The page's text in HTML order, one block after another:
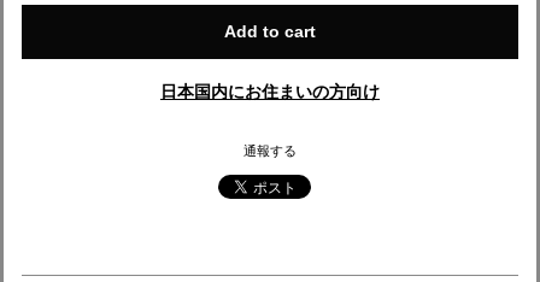
Add to cart
日本国内にお住まいの方向け
通報する